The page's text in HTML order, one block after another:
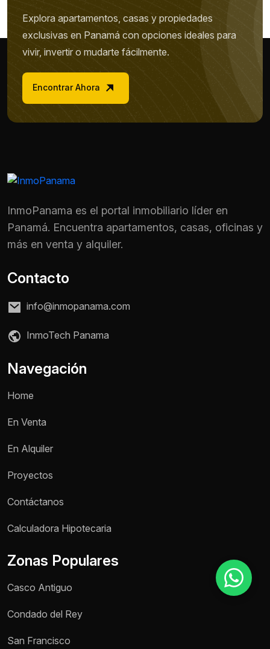
Nombre *
Explora apartamentos, casas y propiedades
exclusivas en Panamá con opciones ideales para
vivir, invertir o mudarte fácilmente.
Encontrar Ahora
InmoPanama es el portal inmobiliario líder en
Panamá. Encuentra apartamentos, casas, oficinas y
más en venta y alquiler.
Contacto
info@inmopanama.com
InmoTech Panama
Navegación
Home
En Venta
En Alquiler
Proyectos
Contáctanos
Calculadora Hipotecaria
Zonas Populares
Casco Antiguo
Condado del Rey
San Francisco